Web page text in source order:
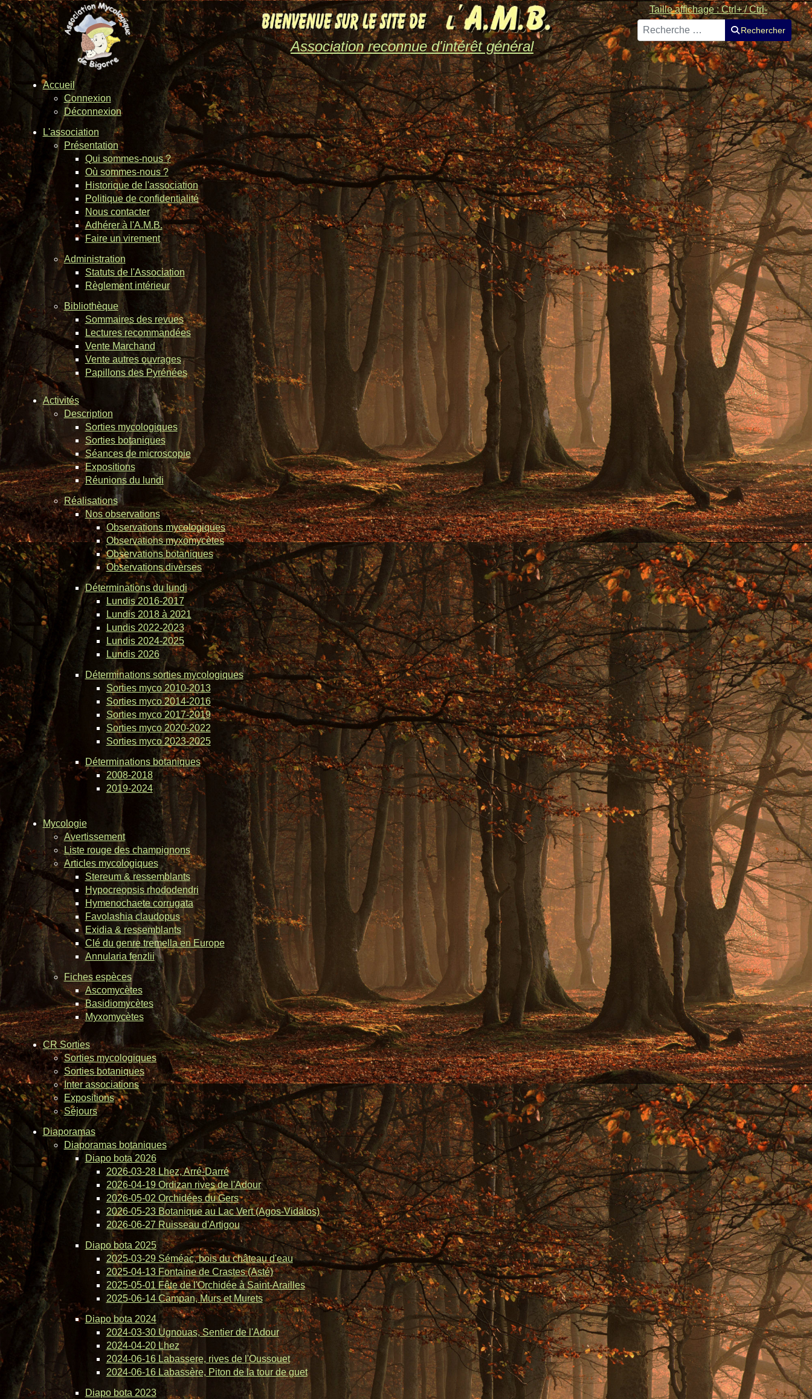
Association reconnue d'intérêt général
Taille affichage : Ctrl+ / Ctrl-
Rechercher
Rechercher
Accueil
Connexion
Déconnexion
L'association
Présentation
Qui sommes-nous ?
Où sommes-nous ?
Historique de l'association
Politique de confidentialité
Nous contacter
Adhérer à l'A.M.B.
Faire un virement
Administration
Statuts de l'Association
Règlement intérieur
Bibliothèque
Sommaires des revues
Lectures recommandées
Vente Marchand
Vente autres ouvrages
Papillons des Pyrénées
Activités
Description
Sorties mycologiques
Sorties botaniques
Séances de microscopie
Expositions
Réunions du lundi
Réalisations
Nos observations
Observations mycologiques
Observations myxomycètes
Observations botaniques
Observations diverses
Déterminations du lundi
Lundis 2016-2017
Lundis 2018 à 2021
Lundis 2022-2023
Lundis 2024-2025
Lundis 2026
Déterminations sorties mycologiques
Sorties myco 2010-2013
Sorties myco 2014-2016
Sorties myco 2017-2019
Sorties myco 2020-2022
Sorties myco 2023-2025
Déterminations botaniques
2008-2018
2019-2024
Mycologie
Avertissement
Liste rouge des champignons
Articles mycologiques
Stereum & ressemblants
Hypocreopsis rhododendri
Hymenochaete corrugata
Favolashia claudopus
Exidia & ressemblants
Clé du genre tremella en Europe
Annularia fenzlii
Fiches espèces
Ascomycètes
Basidiomycètes
Myxomycètes
CR Sorties
Sorties mycologiques
Sorties botaniques
Inter associations
Expositions
Séjours
Diaporamas
Diaporamas botaniques
Diapo bota 2026
2026-03-28 Lhez, Arré-Darré
2026-04-19 Ordizan rives de l'Adour
2026-05-02 Orchidées du Gers
2026-05-23 Botanique au Lac Vert (Agos-Vidalos)
2026-06-27 Ruisseau d'Artigou
Diapo bota 2025
2025-03-29 Séméac, bois du château d'eau
2025-04-13 Fontaine de Crastes (Asté)
2025-05-01 Fête de l'Orchidée à Saint-Arailles
2025-06-14 Campan, Murs et Murets
Diapo bota 2024
2024-03-30 Ugnouas, Sentier de l'Adour
2024-04-20 Lhez
2024-06-16 Labassere, rives de l'Oussouet
2024-06-16 Labassère, Piton de la tour de guet
Diapo bota 2023